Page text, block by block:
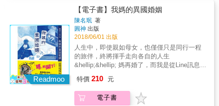
供鬆綁自我的可能。 ★也是一本男人愛看的書
如果你身為好男人，深愛身邊的女人和女孩，
願意主動瞭解和紓解她們所面臨的難題，這本
書會列入你的心愛書單。 ★揭示台灣白色巨塔
養成之路和職場第一手觀察切入，省思社會大
眾對性別的刻板印象，道盡台灣醫界不可說的
祕密。
性關係的男男女女，當愛人成為家人，兩個人
變成兩家人，外面的人永遠都只看到表面的美
好，只有妳自己知道，守住幸福有多不容易，
當愛有了智慧，才能一起牽手到老。
覺，然後，練習一起相愛。 讓彼此變成更好的
人── 婚姻一定卡住的地方，就像黑羊和白羊，
如果互不相讓，誰都過不去！愛情需要智慧，
吵架需要技巧，最重要的是，在一起之後，有
沒有互相讓彼此變成更好的人？妳可以保有自
己，但請不要忘記當初決定和他走入家庭的那
份初心和初衷。 Husband or Hermes？── 全
身穿著愛馬仕的醫生娘如果臉上沒有先生給妳
的愛的光采，全身名牌也沒有什麼意義，走過
太太們要的絕對是先生，還有幸福的婚姻、甜
Readmoo
【電子書】我媽的異國婚姻
陳名珉 著
圓神 出版
2018/06/01 出版
人生中，即使親如母女，也僅僅只是同行一程
的旅伴，終將揮手走向各自的人生
&hellip;&hellip; 媽再婚了，而我是從Line訊息上
韁野馬，但韁繩那一頭總拴著人。 過去是老爸
扯著她避免失控亂跑，父親過世後，我成了我
媽的媽。 在無數爭吵和暴跳如雷中，我終於慢
特價 210 元
電子書